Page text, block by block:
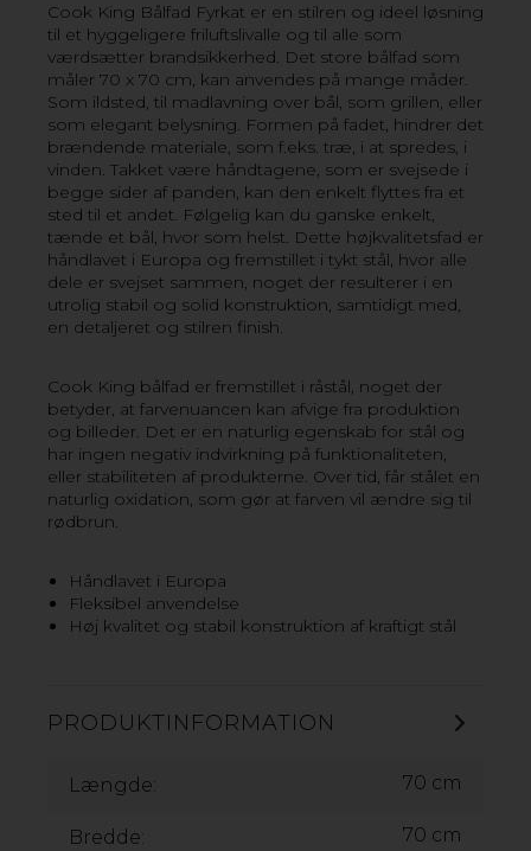
Cook King Bålfad Fyrkat er en stilren og ideel løsning
til et hyggeligere friluftslivalle og til alle som
værdsætter brandsikkerhed. Det store bålfad som
måler 70 x 70 cm, kan anvendes på mange måder.
Som ildsted, til madlavning over bål, som grillen, eller
som elegant belysning. Formen på fadet, hindrer det
brændende materiale, som f.eks. træ, i at spredes, i
vinden. Takket være håndtagene, som er svejsede i
begge sider af panden, kan den enkelt flyttes fra et
sted til et andet. Følgelig kan du ganske enkelt,
tænde et bål, hvor som helst. Dette højkvalitetsfad er
håndlavet i Europa og fremstillet i tykt stål, hvor alle
dele er svejset sammen, noget der resulterer i en
utrolig stabil og solid konstruktion, samtidigt med,
en detaljeret og stilren finish.
Cook King bålfad er fremstillet i råstål, noget der
betyder, at farvenuancen kan afvige fra produktion
og billeder. Det er en naturlig egenskab for stål og
har ingen negativ indvirkning på funktionaliteten,
eller stabiliteten af produkterne. Over tid, får stålet en
naturlig oxidation, som gør at farven vil ændre sig til
rødbrun.
Håndlavet i Europa
Fleksibel anvendelse
Høj kvalitet og stabil konstruktion af kraftigt stål
PRODUKTINFORMATION
Længde: 70 cm
Bredde: 70 cm
BÅLFAD BALI
Cook King Bålfad Bali er en stilren og ideel løsning til et
hyggeligere friluftsliv og til alle som værdsætter
brandsikkerhed. Det store transportable bålfad, kan
over bål, som grillen, eller som elegant belysning.
Takket være håndtagene, som er svejsede i begge
sider af panden, kan den enkelt flyttes fra et sted til et
andet. Følgelig kan du ganske enkelt, tænde et bål,
hvor som helst.
GOP COOK KING BÅLFAD BALI